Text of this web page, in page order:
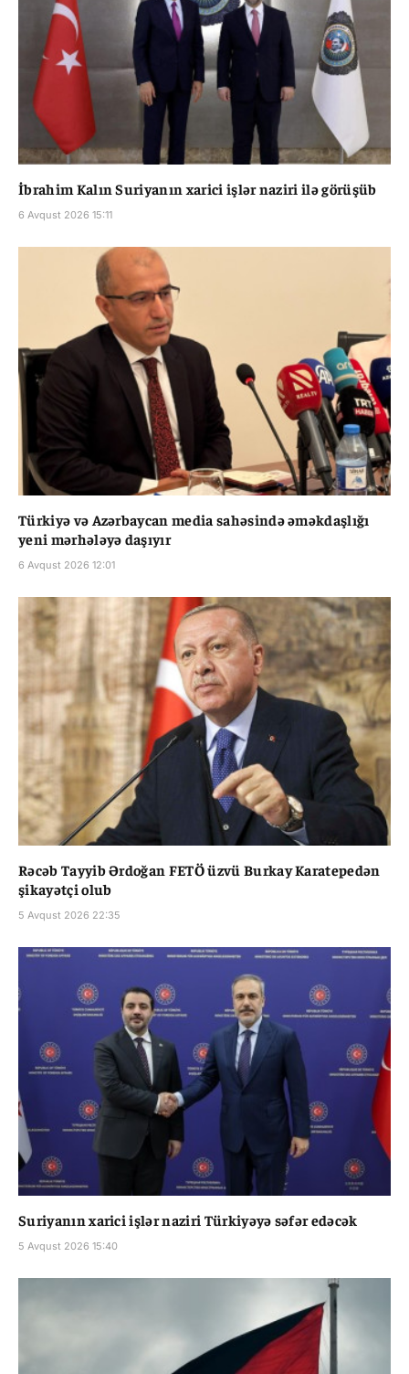
İbrahim Kalın Suriyanın xarici işlər naziri ilə görüşüb
6 Avqust 2026 15:11
Türkiyə və Azərbaycan media sahəsində əməkdaşlığı
yeni mərhələyə daşıyır
6 Avqust 2026 12:01
Rəcəb Tayyib Ərdoğan FETÖ üzvü Burkay Karatepedən
şikayətçi olub
5 Avqust 2026 22:35
Suriyanın xarici işlər naziri Türkiyəyə səfər edəcək
5 Avqust 2026 15:40